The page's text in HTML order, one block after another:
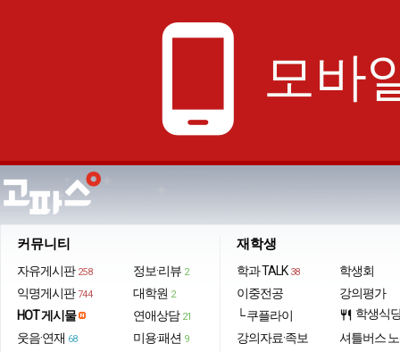
phone_android 모바
커뮤니티
자유게시판 258
익명게시판 744
HOT 게시물
웃음·연재 68
정보·리뷰 2
대학원 2
연애상담 21
미용·패션 9
재학생
학과 TALK 38
이중전공
└ 쿠플라이
강의자료·족보
학생회
강의평가
restaurant 학생식
셔틀버스